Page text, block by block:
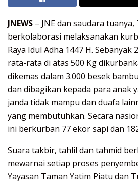
JNEWS – JNE dan saudara
berkolaborasi melaksanakan
Raya Idul Adha 1447 H.
rata-rata di atas 500 Kg
dikemas dalam 3.000 besek
dan dibagikan kepada para anak
janda tidak mampu dan duafa
yang membutuhkan. Secara
ini berkurban 77 ekor sapi dan
Suara takbir, tahlil dan tahmid
mewarnai setiap proses
Yayasan Taman Yatim Piatu dan